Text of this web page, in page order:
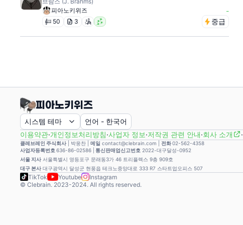
피아노키위즈
-
50 3 중급
시스템 테마 언어 - 한국어
이용약관·개인정보처리방침·사업자 정보·저작권 관련 안내·회사 소개 ·
클레브레인 주식회사| 박웅찬 메일 contact@clebrain.com | 전화02-562-4358
사업자등록번호 636-86-02586 | 통신판매업신고번호 2022-대구달성-0952
서울 지사 서울특별시 영등포구 문래동3가 46 트리플렉스 9층 909호
대구 본사 대구광역시 달성군 현풍읍 테크노중앙대로 333 R7 스타트업오피스 507
TikTok Youtube
Instagram
© Clebrain. 2023-2024. All rights reserved.